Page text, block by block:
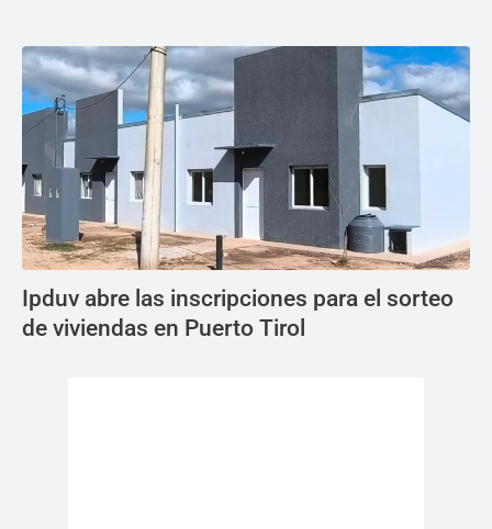
Ipduv abre las inscripciones para el sorteo
de viviendas en Puerto Tirol